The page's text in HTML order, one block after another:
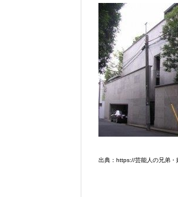
出典：https://芸能人の兄弟・